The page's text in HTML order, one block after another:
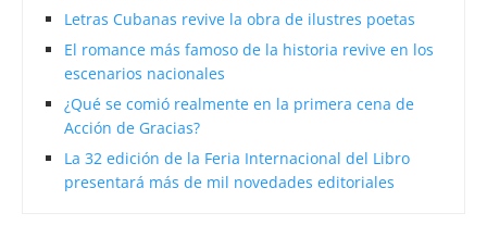
Letras Cubanas revive la obra de ilustres poetas
El romance más famoso de la historia revive en los
escenarios nacionales
¿Qué se comió realmente en la primera cena de
Acción de Gracias?
La 32 edición de la Feria Internacional del Libro
presentará más de mil novedades editoriales